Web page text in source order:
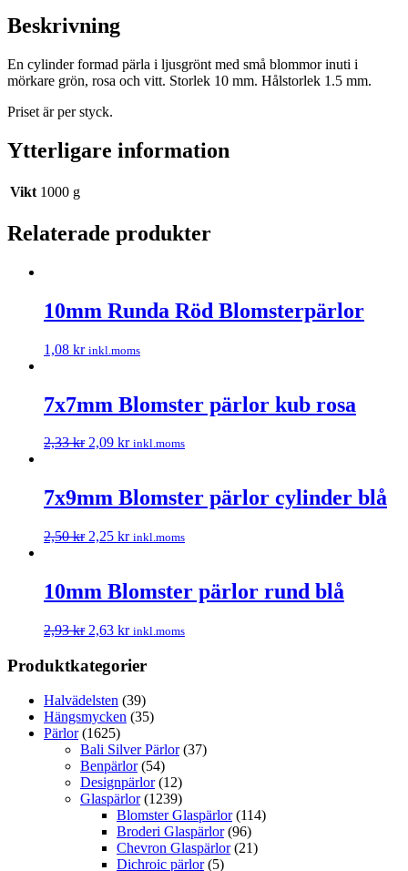
Beskrivning
En cylinder formad pärla i ljusgrönt med små blommor inuti i
mörkare grön, rosa och vitt. Storlek 10 mm. Hålstorlek 1.5 mm.
Priset är per styck.
Ytterligare information
Vikt 1000 g
Relaterade produkter
10mm Runda Röd Blomsterpärlor
1,08 kr inkl.moms
7x7mm Blomster pärlor kub rosa
2,33kr 2,09 kr inkl.moms
7x9mm Blomster pärlor cylinder blå
2,50kr 2,25 kr inkl.moms
10mm Blomster pärlor rund blå
2,93kr 2,63 kr inkl.moms
Produktkategorier
Halvädelsten (39)
Hängsmycken (35)
Pärlor (1625)
Bali Silver Pärlor (37)
Benpärlor (54)
Designpärlor (12)
Glaspärlor (1239)
Blomster Glaspärlor (114)
Broderi Glaspärlor (96)
Chevron Glaspärlor (21)
Dichroic pärlor (5)